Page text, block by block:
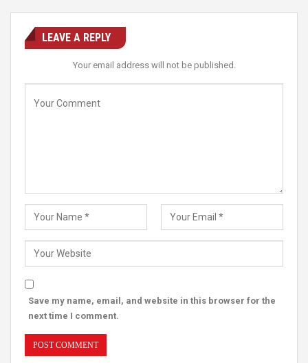
LEAVE A REPLY
Your email address will not be published.
Save my name, email, and website in this browser for the
next time I comment.